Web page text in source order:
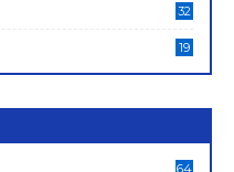
32
19
64